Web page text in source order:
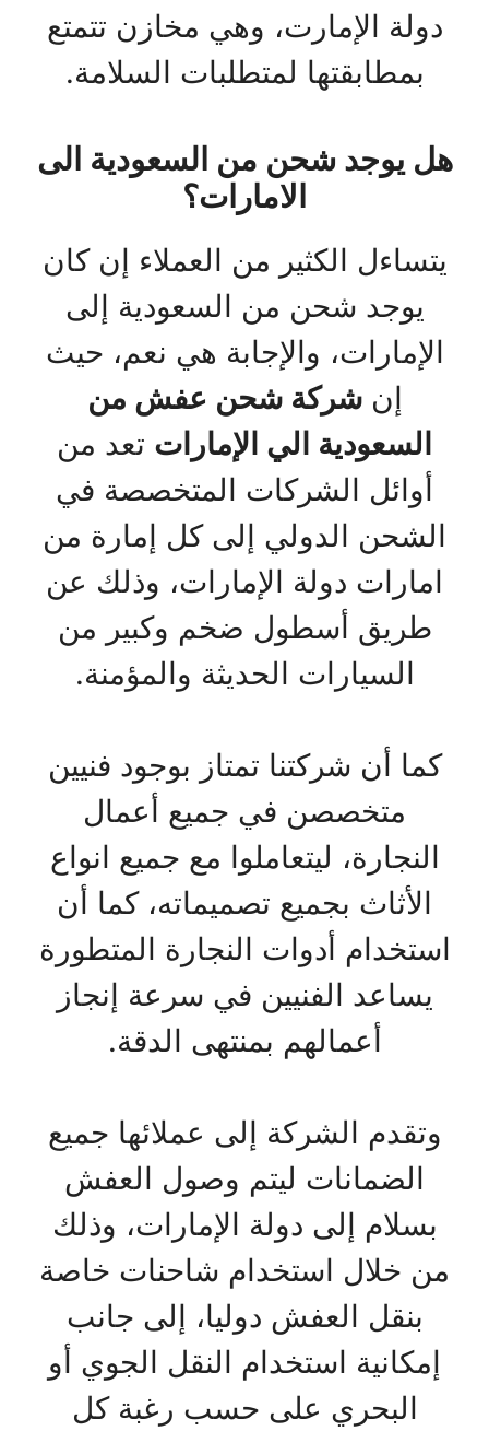
دولة الإمارت، وهي مخازن تتمتع
بمطابقتها لمتطلبات السلامة.
هل يوجد شحن من السعودية الى
الامارات؟
يتساءل الكثير من العملاء إن كان
يوجد شحن من السعودية إلى
الإمارات، والإجابة هي نعم، حيث
إنشركة شحن عفش من
السعودية الي الإمارات تعد من
أوائل الشركات المتخصصة في
الشحن الدولي إلى كل إمارة من
امارات دولة الإمارات، وذلك عن
طريق أسطول ضخم وكبير من
السيارات الحديثة والمؤمنة.
كما أن شركتنا تمتاز بوجود فنيين
متخصصن في جميع أعمال
النجارة، ليتعاملوا مع جميع انواع
الأثاث بجميع تصميماته، كما أن
استخدام أدوات النجارة المتطورة
يساعد الفنيين في سرعة إنجاز
أعمالهم بمنتهى الدقة.
وتقدم الشركة إلى عملائها جميع
الضمانات ليتم وصول العفش
بسلام إلى دولة الإمارات، وذلك
من خلال استخدام شاحنات خاصة
بنقل العفش دوليا، إلى جانب
إمكانية استخدام النقل الجوي أو
البحري على حسب رغبة كل